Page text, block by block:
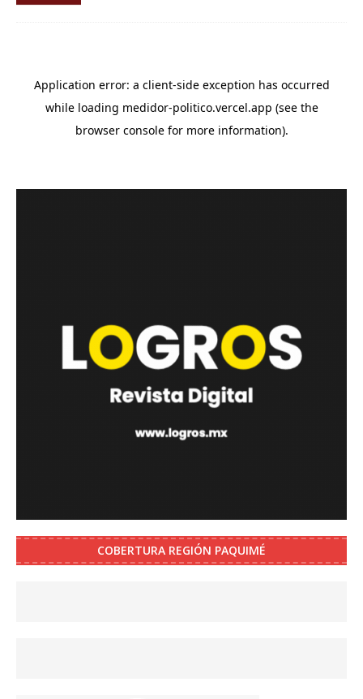
COBERTURA REGIÓN PAQUIMÉ